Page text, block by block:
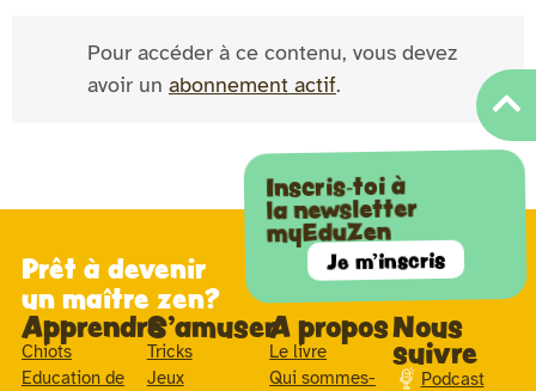
Pour accéder à ce contenu, vous devez
avoir un abonnement actif.
Prêt à devenir
un maître zen?
Inscris-toi à
la newsletter
myEduZen
Je m'inscris
Apprendre
Chiots
Education de
S'amuser
Tricks
Jeux
A propos
Le livre
Qui sommes-
Nous
suivre
Podcast